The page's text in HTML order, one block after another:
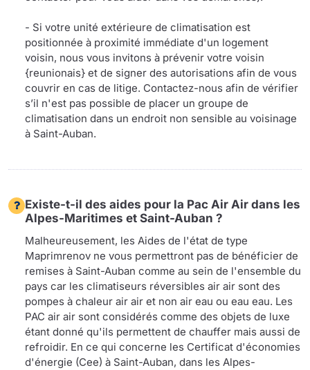
- Si votre unité extérieure de climatisation est
positionnée à proximité immédiate d'un logement
voisin, nous vous invitons à prévenir votre voisin
{reunionais} et de signer des autorisations afin de vous
couvrir en cas de litige. Contactez-nous afin de vérifier
s’il n'est pas possible de placer un groupe de
climatisation dans un endroit non sensible au voisinage
à Saint-Auban.
Existe-t-il des aides pour la Pac Air Air dans les
Alpes-Maritimes et Saint-Auban ?
Malheureusement, les Aides de l'état de type
Maprimrenov ne vous permettront pas de bénéficier de
remises à Saint-Auban comme au sein de l'ensemble du
pays car les climatiseurs réversibles air air sont des
pompes à chaleur air air et non air eau ou eau eau. Les
PAC air air sont considérés comme des objets de luxe
étant donné qu'ils permettent de chauffer mais aussi de
refroidir. En ce qui concerne les Certificat d'économies
d'énergie (Cee) à Saint-Auban, dans les Alpes-